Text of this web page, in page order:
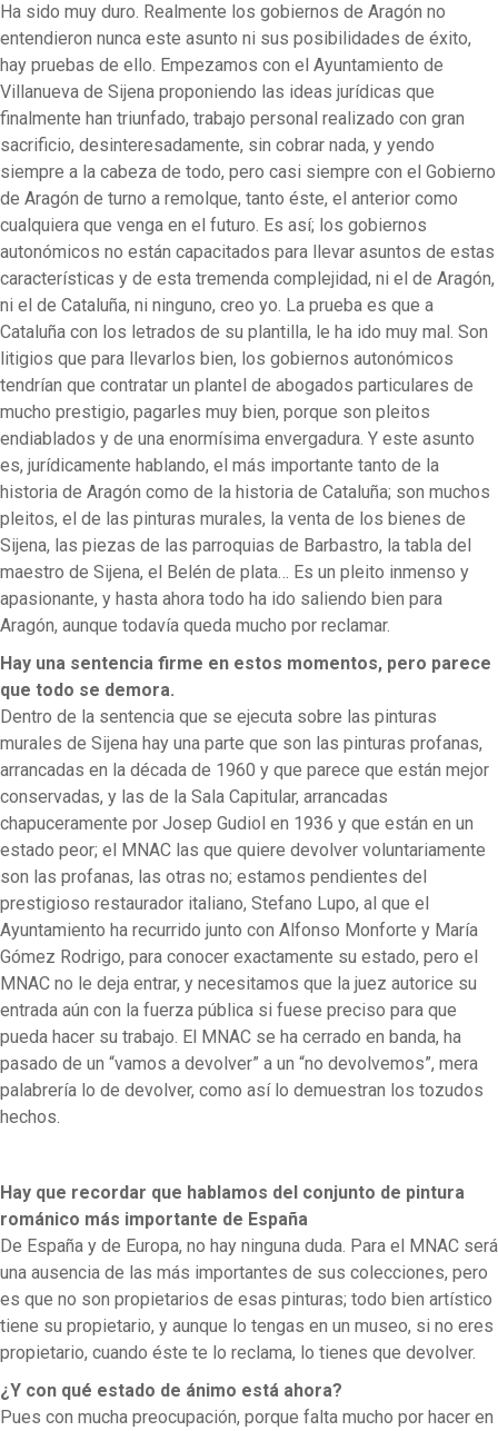
Ha sido muy duro. Realmente los gobiernos de Aragón no
entendieron nunca este asunto ni sus posibilidades de éxito,
hay pruebas de ello. Empezamos con el Ayuntamiento de
Villanueva de Sijena proponiendo las ideas jurídicas que
finalmente han triunfado, trabajo personal realizado con gran
sacrificio, desinteresadamente, sin cobrar nada, y yendo
siempre a la cabeza de todo, pero casi siempre con el Gobierno
de Aragón de turno a remolque, tanto éste, el anterior como
cualquiera que venga en el futuro. Es así; los gobiernos
autonómicos no están capacitados para llevar asuntos de estas
características y de esta tremenda complejidad, ni el de Aragón,
ni el de Cataluña, ni ninguno, creo yo. La prueba es que a
Cataluña con los letrados de su plantilla, le ha ido muy mal. Son
litigios que para llevarlos bien, los gobiernos autonómicos
tendrían que contratar un plantel de abogados particulares de
mucho prestigio, pagarles muy bien, porque son pleitos
endiablados y de una enormísima envergadura. Y este asunto
es, jurídicamente hablando, el más importante tanto de la
historia de Aragón como de la historia de Cataluña; son muchos
pleitos, el de las pinturas murales, la venta de los bienes de
Sijena, las piezas de las parroquias de Barbastro, la tabla del
maestro de Sijena, el Belén de plata… Es un pleito inmenso y
apasionante, y hasta ahora todo ha ido saliendo bien para
Aragón, aunque todavía queda mucho por reclamar.
Hay una sentencia firme en estos momentos, pero parece
que todo se demora.
Dentro de la sentencia que se ejecuta sobre las pinturas
murales de Sijena hay una parte que son las pinturas profanas,
arrancadas en la década de 1960 y que parece que están mejor
conservadas, y las de la Sala Capitular, arrancadas
chapuceramente por Josep Gudiol en 1936 y que están en un
estado peor; el MNAC las que quiere devolver voluntariamente
son las profanas, las otras no; estamos pendientes del
prestigioso restaurador italiano, Stefano Lupo, al que el
Ayuntamiento ha recurrido junto con Alfonso Monforte y María
Gómez Rodrigo, para conocer exactamente su estado, pero el
MNAC no le deja entrar, y necesitamos que la juez autorice su
entrada aún con la fuerza pública si fuese preciso para que
pueda hacer su trabajo. El MNAC se ha cerrado en banda, ha
pasado de un “vamos a devolver” a un “no devolvemos”, mera
palabrería lo de devolver, como así lo demuestran los tozudos
hechos.
Hay que recordar que hablamos del conjunto de pintura
románico más importante de España
De España y de Europa, no hay ninguna duda. Para el MNAC será
una ausencia de las más importantes de sus colecciones, pero
es que no son propietarios de esas pinturas; todo bien artístico
tiene su propietario, y aunque lo tengas en un museo, si no eres
propietario, cuando éste te lo reclama, lo tienes que devolver.
¿Y con qué estado de ánimo está ahora?
Pues con mucha preocupación, porque falta mucho por hacer en